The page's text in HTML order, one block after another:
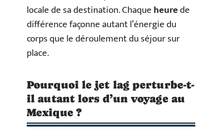
locale de sa destination. Chaqueheurede
différence façonne autant l’énergie du
corps que le déroulement du séjour sur
place.
Pourquoi le jet lag perturbe-t-
il autant lors d’un voyage au
Mexique ?